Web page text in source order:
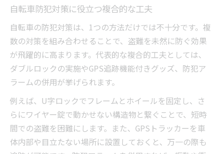
自転車防犯対策に役立つ複合的な工夫
自転車の防犯対策は、1つの方法だけでは不十分です。複
数の対策を組み合わせることで、盗難を未然に防ぐ効果
が飛躍的に高まります。代表的な複合的工夫としては、
ダブルロックの実施やGPS追跡機能付きグッズ、防犯ア
ラームの併用が挙げられます。
例えば、U字ロックでフレームとホイールを固定し、さ
らにワイヤー錠で動かせない構造物と繋ぐことで、短時
間での盗難を困難にします。また、GPSトラッカーを車
体内部や目立たない場所に設置しておくと、万一の際も